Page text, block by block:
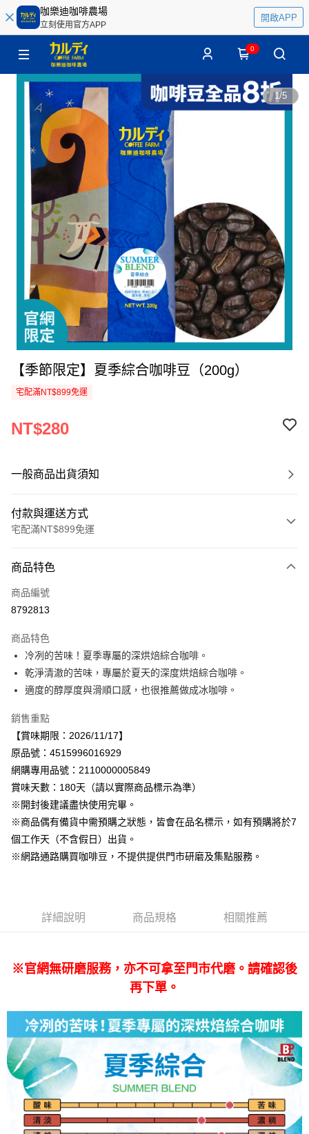
咖樂迪咖啡農場
立刻使用官方APP
開啟APP
0
1/5
【季節限定】夏季綜合咖啡豆（200g）
宅配滿NT$899免運
NT$280
一般商品出貨須知
付款與運送方式
宅配滿NT$899免運
信用卡一次付款
LINE Pay
街口支付
悠遊付
全盈+PAY
AFTEE先享後付
相關說明
【關於「AFTEE先享後付」】
AFTEE先享後付是「在收到商品之後才付款」的支付方式。 讓您購物簡單
便利好安心！
１．簡單：不需註冊會員、不需綁卡、不需儲值。
２．便利：只要手機號碼，簡訊認證，即可結帳。
２．訂單成立數日內，您將收到繳費通知簡訊。
３．收到繳費通知簡訊後14天內，點擊此簡訊中的連結，可透過四大超商／
購買商品的店家。未經商家同意取消之訂單仍視為有效，需透過AFTEE先享
後付繳納相關費用。
※ 交易是否成功請以「AFTEE先享後付 」之結帳頁面顯示為準，若有關於
客戶支援中心」https://netprotections.freshdesk.com/support/home
【注意事項】
１．透過由恩沛科技股份有限公司提供之「AFTEE先享後付」服務完成之交
易，需依本服務之必要範圍內提供個人資料，並將交易相關給付款項請求債
權轉讓予恩沛科技股份有限公司。
２．關於個人資料處理事宜，請瀏覽以下網址：
https://aftee.tw/terms/#terms3
３．未成年的使用者請事先徵得法定代理人或監護人之同意方可使用
「AFTEE先享後付」，若未經同意申辦者引起之損失，本公司不負相關責
運送方式
宅配
每筆NT$120，滿NT$899(含以上)免運費
商品特色
商品編號
8792813
商品特色
冷冽的苦味！夏季專屬的深烘焙綜合咖啡。
乾淨清澈的苦味，專屬於夏天的深度烘焙綜合咖啡。
適度的醇厚度與滑順口感，也很推薦做成冰咖啡。
銷售重點
【賞味期限：2026/11/17】
原品號：4515996016929
網購專用品號：2110000005849
賞味天數：180天（請以實際商品標示為準）
※開封後建議盡快使用完畢。
※商品偶有備貨中需預購之狀態，皆會在品名標示，如有預購將於7
個工作天（不含假日）出貨。
※網路通路購買咖啡豆，不提供提供門市研磨及集點服務。
詳細說明 商品規格 相關推薦
※官網無研磨服務，亦不可拿至門市代磨。請確認後
再下單。